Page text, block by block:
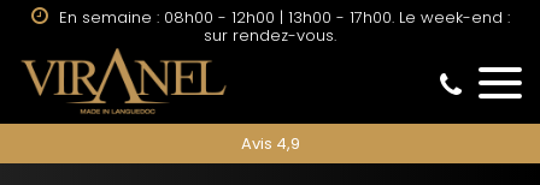
sur rendez-vous.
Avis 4,9